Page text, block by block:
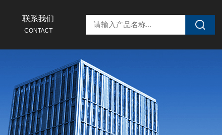
联系我们
CONTACT